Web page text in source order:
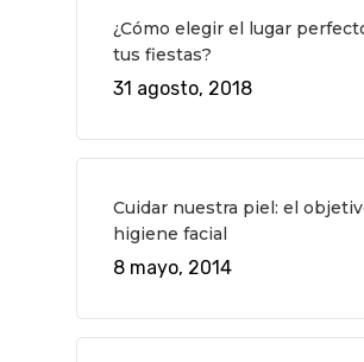
¿Cómo elegir el lugar
tus fiestas?
31 agosto, 2018
Cuidar nuestra piel: el
higiene facial
8 mayo, 2014